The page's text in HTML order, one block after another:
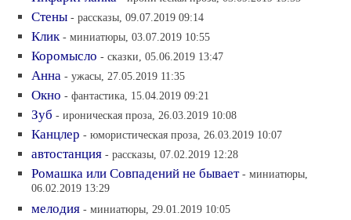
Стены - рассказы, 09.07.2019 09:14
Клик - миниатюры, 03.07.2019 10:55
Коромысло - сказки, 05.06.2019 13:47
Анна - ужасы, 27.05.2019 11:35
Окно - фантастика, 15.04.2019 09:21
Зуб - ироническая проза, 26.03.2019 10:08
Канцлер - юмористическая проза, 26.03.2019 10:07
автостанция - рассказы, 07.02.2019 12:28
Ромашка или Совпадений не бывает - миниатюры,
06.02.2019 13:29
мелодия - миниатюры, 29.01.2019 10:05